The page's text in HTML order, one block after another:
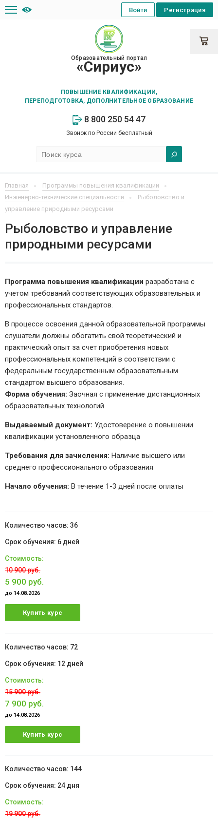
Образовательный портал
«Сириус»
ПОВЫШЕНИЕ КВАЛИФИКАЦИИ,
ПЕРЕПОДГОТОВКА, ДОПОЛНИТЕЛЬНОЕ ОБРАЗОВАНИЕ
8 800 250 54 47
Звонок по России бесплатный
Регистрация
Войти
Главная
Программы повышения квалификации
Инженерно-технические специальности
Рыболовство и
управление природными ресурсами
Рыболовство и управление
природными ресурсами
Программа повышения квалификации разработана с
учетом требований соответствующих образовательных и
профессиональных стандартов.
В процессе освоения данной образовательной программы
слушатели должны обогатить свой теоретический и
практический опыт за счет приобретения новых
профессиональных компетенций в соответствии с
федеральным государственным образовательным
стандартом высшего образования.
Форма обучения: Заочная с применение дистанционных
образовательных технологий
Выдаваемый документ: Удостоверение о повышении
квалификации установленного образца
Требования для зачисления: Наличие высшего или
среднего профессионального образования
Начало обучения: В течение 1-3 дней после оплаты
36
6 дней
10 900 руб.
5 900 руб.
до 14.08.2026
Купить курс
72
12 дней
15 900 руб.
7 900 руб.
до 14.08.2026
Купить курс
144
24 дня
19 900 руб.